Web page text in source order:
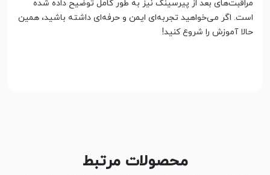
مراقبت‌های بعد از پیرسینگ نیز به طور کامل توضیح داده شده
است. اگر می‌خواهید تجربه‌ای ایمن و حرفه‌ای داشته باشید، همین
حالا آموزش را شروع کنید!
محصولات مرتبط